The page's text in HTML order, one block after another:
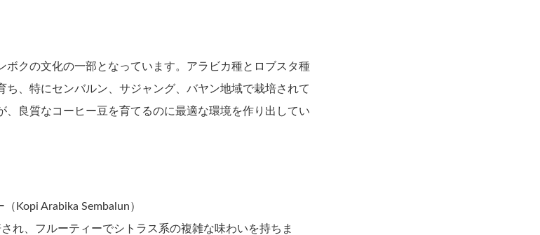
ボクの文化の一部となっています。アラビカ種とロブスタ種
ち、特にセンバルン、サジャング、バヤン地域で栽培されて
、良質なコーヒー豆を育てるのに最適な環境を作り出してい
Kopi Arabika Sembalun）
れ、フルーティーでシトラス系の複雑な味わいを持ちま